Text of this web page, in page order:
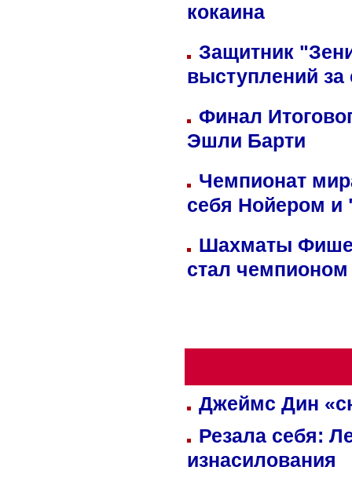
кокаина
Защитник
выступлений
Финал
Эшли Барти
Чемпионат
себя Нойером и
Шахматы
стал
Джеймс Дин
Резала себя:
изнасилования